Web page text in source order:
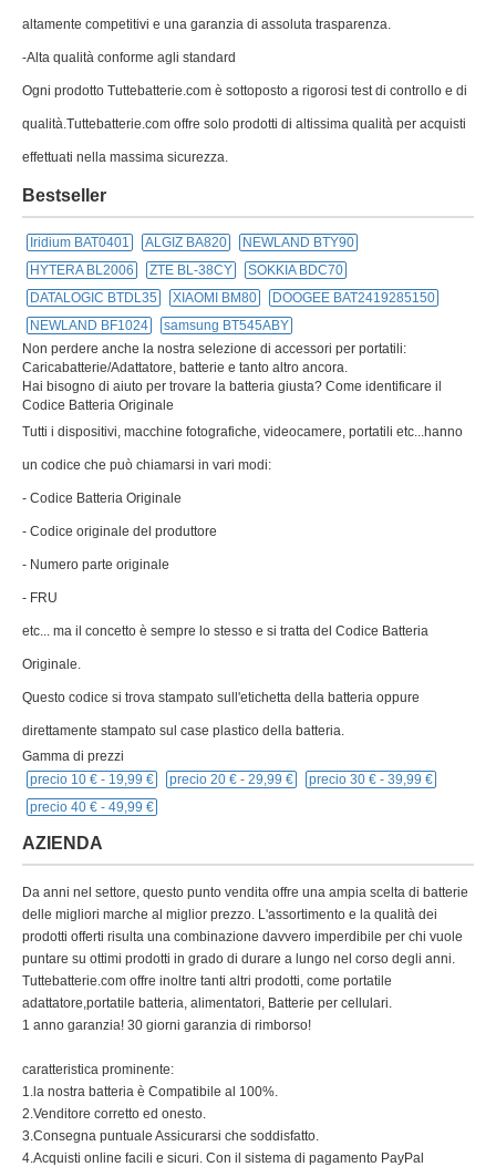
altamente competitivi e una garanzia di assoluta trasparenza.
-Alta qualità conforme agli standard
Ogni prodotto Tuttebatterie.com è sottoposto a rigorosi test di controllo e di
qualità.Tuttebatterie.com offre solo prodotti di altissima qualità per acquisti
effettuati nella massima sicurezza.
Bestseller
Iridium BAT0401 ALGIZ BA820
NEWLAND BTY90
HYTERA BL2006
ZTE BL-38CY
SOKKIA BDC70
DATALOGIC BTDL35
XIAOMI BM80
DOOGEE BAT2419285150
NEWLAND BF1024
samsung BT545ABY
Non perdere anche la nostra selezione di accessori per portatili:
Caricabatterie/Adattatore, batterie e tanto altro ancora.
Hai bisogno di aiuto per trovare la batteria giusta? Come identificare il
Codice Batteria Originale
Tutti i dispositivi, macchine fotografiche, videocamere, portatili etc...hanno
un codice che può chiamarsi in vari modi:
- Codice Batteria Originale
- Codice originale del produttore
- Numero parte originale
- FRU
etc... ma il concetto è sempre lo stesso e si tratta del Codice Batteria
Originale.
Questo codice si trova stampato sull'etichetta della batteria oppure
direttamente stampato sul case plastico della batteria.
Gamma di prezzi
precio 10 € - 19,99 € precio 20 € - 29,99 € precio 30 € - 39,99 €
precio 40 € - 49,99 €
AZIENDA
Da anni nel settore, questo punto vendita offre una ampia scelta di batterie
delle migliori marche al miglior prezzo. L'assortimento e la qualità dei
prodotti offerti risulta una combinazione davvero imperdibile per chi vuole
puntare su ottimi prodotti in grado di durare a lungo nel corso degli anni.
Tuttebatterie.com offre inoltre tanti altri prodotti, come portatile
adattatore,portatile batteria, alimentatori, Batterie per cellulari.
1 anno garanzia! 30 giorni garanzia di rimborso!
caratteristica prominente:
1.la nostra batteria è Compatibile al 100%.
2.Venditore corretto ed onesto.
3.Consegna puntuale Assicurarsi che soddisfatto.
4.Acquisti online facili e sicuri. Con il sistema di pagamento PayPal